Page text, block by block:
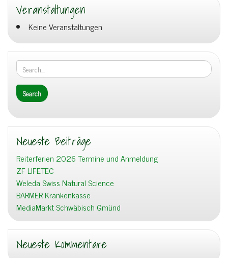
Veranstaltungen
Keine Veranstaltungen
Neueste Beiträge
Reiterferien 2026 Termine und Anmeldung
ZF LIFETEC
Weleda Swiss Natural Science
BARMER Krankenkasse
MediaMarkt Schwäbisch Gmünd
Neueste Kommentare